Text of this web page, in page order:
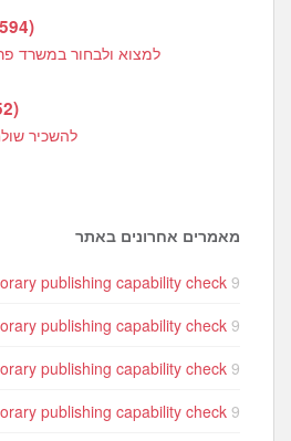
594)
למצוא ולבחור במשרד
)
להשכיר
מאמרים אחרונים באתר
publishing capability check9 באוגוסט 2026
publishing capability check9 באוגוסט 2026
publishing capability check9 באוגוסט 2026
publishing capability check9 באוגוסט 2026